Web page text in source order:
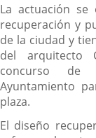
La actuación se
recuperación y
de la ciudad y
del arquitecto
concurso de
Ayuntamiento
plaza.
El diseño